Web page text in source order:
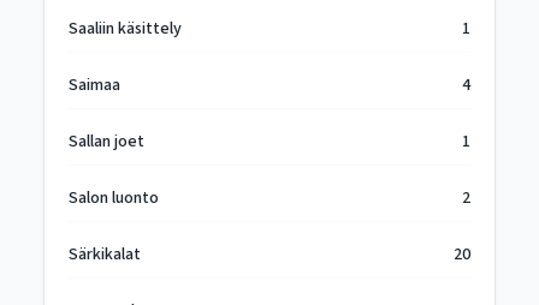
Saaliin käsittely 1
Saimaa 4
Sallan joet 1
Salon luonto 2
Särkikalat 20